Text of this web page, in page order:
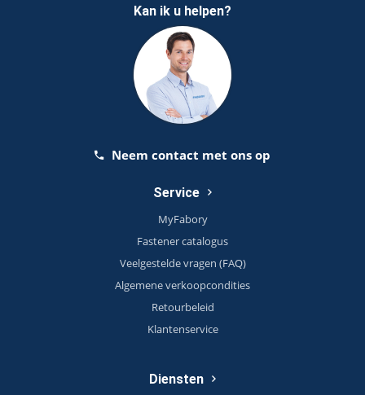
Kan ik u helpen?
Neem contact met ons op
Service
MyFabory
Fastener catalogus
Veelgestelde vragen (FAQ)
Algemene verkoopcondities
Retourbeleid
Klantenservice
Diensten